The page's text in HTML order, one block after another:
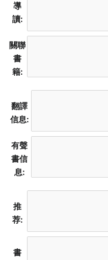
導
讀:
關聯
書
籍:
翻譯
信息:
有聲
書信
息:
推
荐:
書